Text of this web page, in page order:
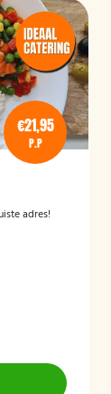
€21,95
P.P
adres!